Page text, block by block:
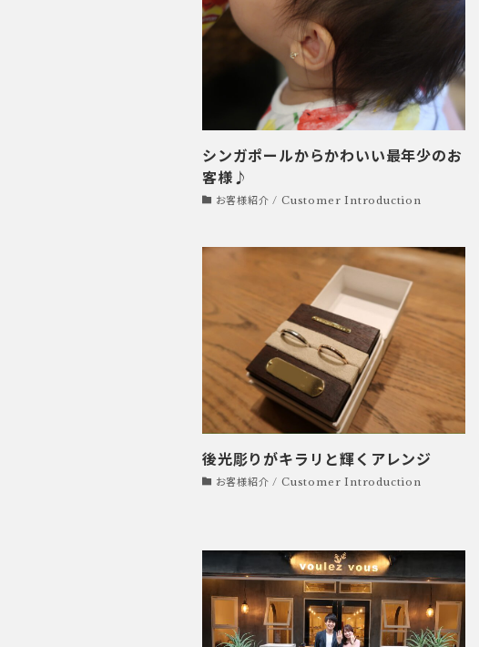
シンガポールからかわいい最年少のお
客様♪
お客様紹介 / Customer Introduction
後光彫りがキラリと輝くアレンジ
お客様紹介 / Customer Introduction